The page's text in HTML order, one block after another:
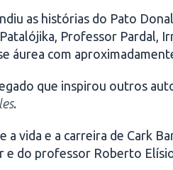
as histórias do Pato
Professor Pardal,
áurea com
que inspirou outros
.
a vida e a carreira de Cark
e do professor Roberto